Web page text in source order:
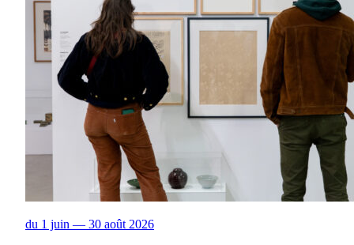
du 1 juin — 30 août 2026